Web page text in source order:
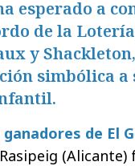
esperado a
de la
y
simbólica a
ganadores de El
(Alicante)